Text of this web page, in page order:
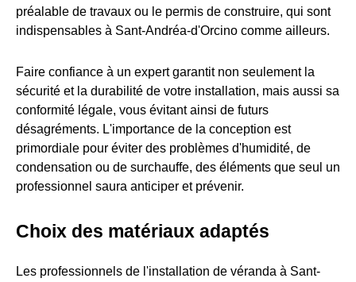
préalable de travaux ou le permis de construire, qui sont
indispensables à Sant-Andréa-d'Orcino comme ailleurs.
Faire confiance à un expert garantit non seulement la
sécurité et la durabilité de votre installation, mais aussi sa
conformité légale, vous évitant ainsi de futurs
désagréments. L'importance de la conception est
primordiale pour éviter des problèmes d'humidité, de
condensation ou de surchauffe, des éléments que seul un
professionnel saura anticiper et prévenir.
Choix des matériaux adaptés
Les professionnels de l'installation de véranda à Sant-